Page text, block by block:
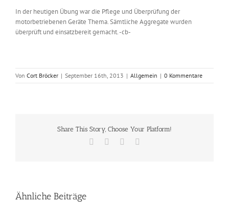
In der heutigen Übung war die Pflege und Überprüfung der
motorbetriebenen Geräte Thema. Sämtliche Aggregate wurden
überprüft und einsatzbereit gemacht. -cb-
Von Cort Bröcker | September 16th, 2013 | Allgemein | 0 Kommentare
Share This Story, Choose Your Platform!
Facebook
Ähnliche Beiträge